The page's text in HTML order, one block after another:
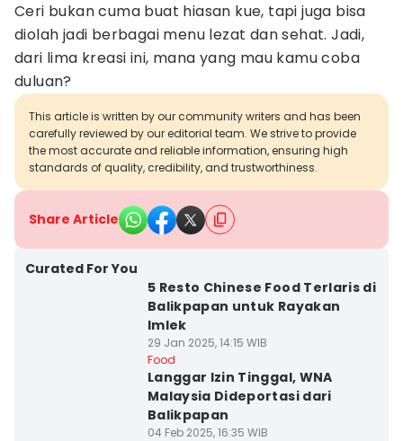
Ceri bukan cuma buat hiasan kue, tapi juga bisa
diolah jadi berbagai menu lezat dan sehat. Jadi,
dari lima kreasi ini, mana yang mau kamu coba
duluan?
This article is written by our community writers and has been
carefully reviewed by our editorial team. We strive to provide
the most accurate and reliable information, ensuring high
standards of quality, credibility, and trustworthiness.
Share Article
Curated For You
5 Resto Chinese Food Terlaris di
Balikpapan untuk Rayakan
Imlek
29 Jan 2025, 14:15 WIB
Food
Langgar Izin Tinggal, WNA
Malaysia Dideportasi dari
Balikpapan
04 Feb 2025, 16:35 WIB